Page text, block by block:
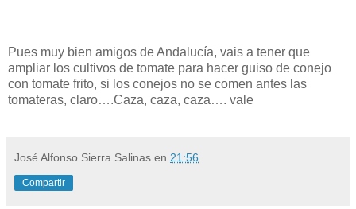
Pues muy bien amigos de Andalucía, vais a tener que
ampliar los cultivos de tomate para hacer guiso de conejo
con tomate frito, si los conejos no se comen antes las
tomateras, claro….Caza, caza, caza…. vale
José Alfonso Sierra Salinas en 21:56
Compartir